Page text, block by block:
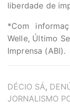
liberdade de
*Com
Welle, Último
Imprensa (ABI).
TAGS
DÉCIO SÁ,
JORNALISMO